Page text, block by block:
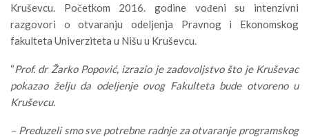
Kruševcu. Početkom 2016. godine vođeni su intenzivni
razgovori o otvaranju odeljenja Pravnog i Ekonomskog
fakulteta Univerziteta u Nišu u Kruševcu.
“Prof. dr Žarko Popović, izrazio je zadovoljstvo što je Kruševac
pokazao želju da odeljenje ovog Fakulteta bude otvoreno u
Kruševcu.
– Preduzeli smo sve potrebne radnje za otvaranje programskog